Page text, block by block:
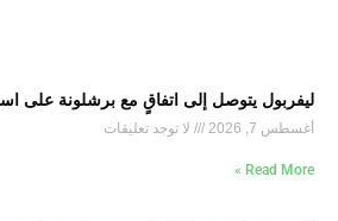
ليفربول يتوصل إلى اتفاقٍ مع برشلونة على
أغسطس 7, 2026 لا توجد تعليقات
Read More »